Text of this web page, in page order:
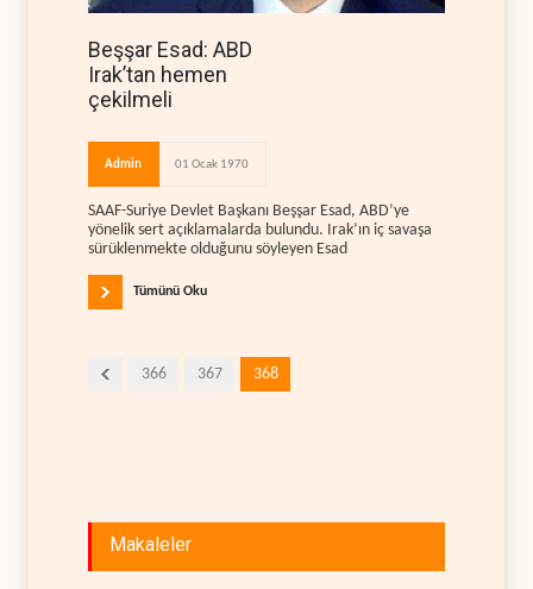
Beşşar Esad: ABD
Irak’tan hemen
çekilmeli
Admin 01 Ocak 1970
SAAF-Suriye Devlet Başkanı Beşşar Esad, ABD’ye
yönelik sert açıklamalarda bulundu. Irak’ın iç savaşa
sürüklenmekte olduğunu söyleyen Esad
Tümünü Oku
366 367 368
Makaleler